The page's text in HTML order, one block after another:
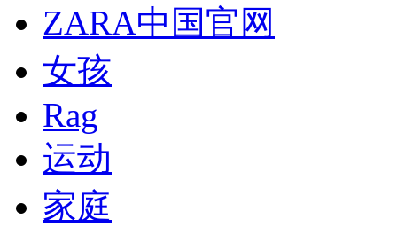
ZARA中国官网
女孩
Rag
运动
家庭